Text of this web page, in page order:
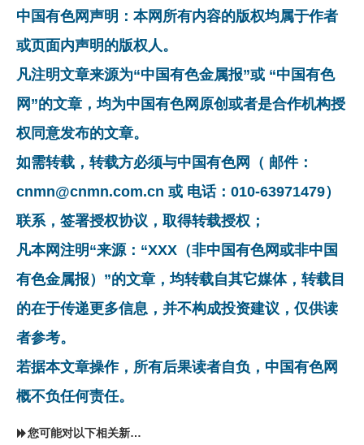
中国有色网声明：本网所有内容的版权均属于作者
或页面内声明的版权人。
凡注明文章来源为“中国有色金属报”或 “中国有色
网”的文章，均为中国有色网原创或者是合作机构授
权同意发布的文章。
如需转载，转载方必须与中国有色网（ 邮件：
cnmn@cnmn.com.cn 或 电话：010-63971479）
联系，签署授权协议，取得转载授权；
凡本网注明“来源：“XXX（非中国有色网或非中国
有色金属报）”的文章，均转载自其它媒体，转载目
的在于传递更多信息，并不构成投资建议，仅供读
者参考。
若据本文章操作，所有后果读者自负，中国有色网
概不负任何责任。
您可能对以下相关新闻同样感兴趣